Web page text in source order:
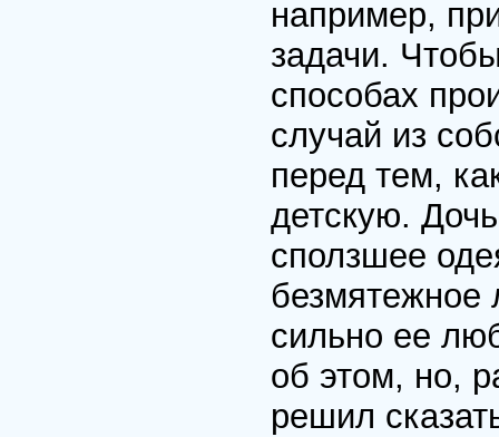
например,
задачи.
способах
случай из
перед тем,
детскую.
сползшее
безмятежное
сильно ее
об этом, но,
решил